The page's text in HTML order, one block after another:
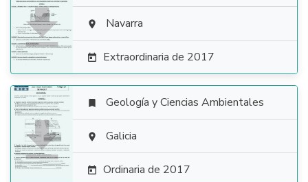
  Navarra
 Extraordinaria de 2017

 Geología y Ciencias Ambientales
 Galicia
 Ordinaria de 2017